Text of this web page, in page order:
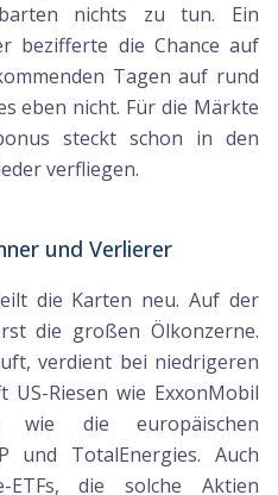
nichts zu tun. Ein
bezifferte die Chance auf
Tagen auf rund
eben nicht. Für die Märkte
steckt schon in den
verfliegen.
und Verlierer
die Karten neu. Auf der
die großen Ölkonzerne.
verdient bei niedrigeren
Riesen wie ExxonMobil
wie die europäischen
und TotalEnergies. Auch
ETFs, die solche Aktien